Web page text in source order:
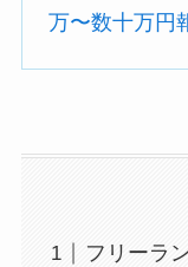
万〜数十万円
フリーラ